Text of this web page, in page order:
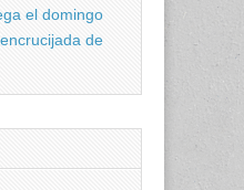
el domingo
de